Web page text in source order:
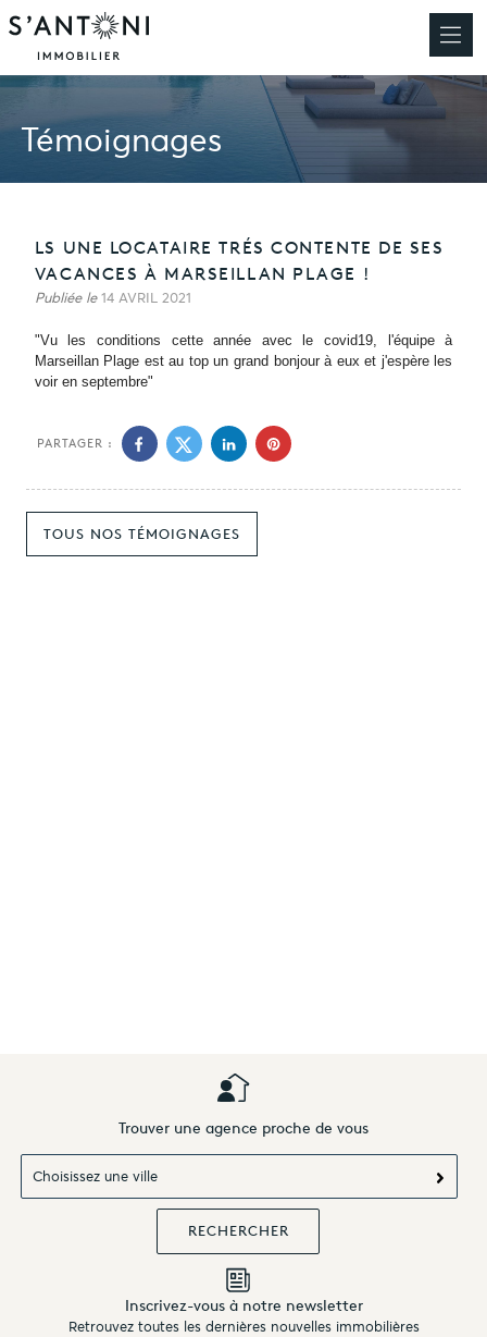
Témoignages
LS UNE LOCATAIRE TRÉS CONTENTE DE SES
VACANCES À MARSEILLAN PLAGE !
Publiée le14 AVRIL 2021
"Vu les conditions cette année avec le covid19, l'équipe à
Marseillan Plage est au top un grand bonjour à eux et j'espère les
voir en septembre"
PARTAGER :
TOUS NOS TÉMOIGNAGES
Trouver une agence proche de vous
Choisissez une ville
Inscrivez-vous à notre newsletter
Retrouvez toutes les dernières nouvelles immobilières